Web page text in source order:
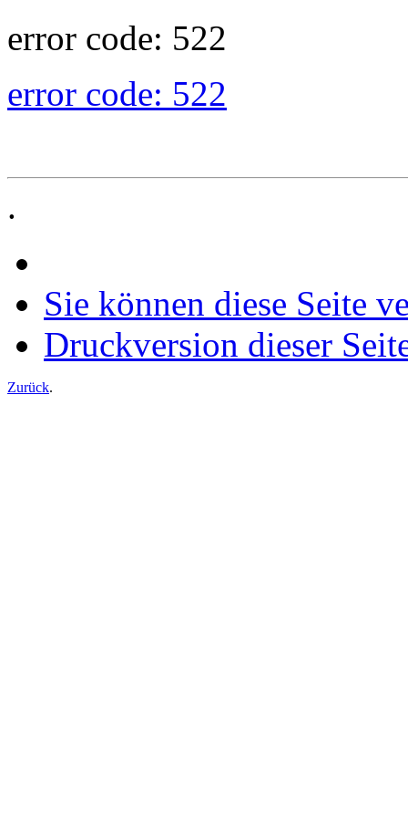
error code: 522
error code: 522
.
Sie können diese Seite
Druckversion dieser
Zurück.